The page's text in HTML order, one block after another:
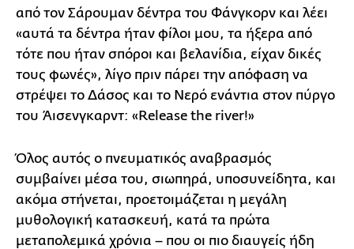
από τον Σάρουμαν δέντρα του Φάνγκορν και λέει
«αυτά τα δέντρα ήταν φίλοι μου, τα ήξερα από
τότε που ήταν σπόροι και βελανίδια, είχαν δικές
τους φωνές», λίγο πριν πάρει την απόφαση να
στρέψει το Δάσος και το Νερό ενάντια στον πύργο
του Άισενγκαρντ: «Release the river!»
Όλος αυτός ο πνευματικός αναβρασμός
συμβαίνει μέσα του, σιωπηρά, υποσυνείδητα, και
ακόμα στήνεται, προετοιμάζεται η μεγάλη
μυθολογική κατασκευή, κατά τα πρώτα
μεταπολεμικά χρόνια – που οι πιο διαυγείς ήδη